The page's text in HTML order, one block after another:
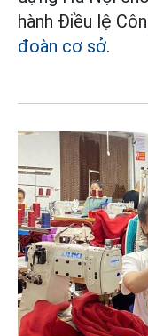
hành Điều lệ
đoàn cơ sở.